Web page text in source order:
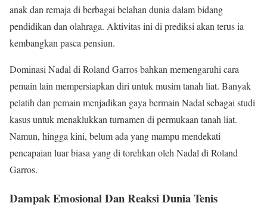
anak dan remaja di berbagai belahan dunia dalam bidang
pendidikan dan olahraga. Aktivitas ini di prediksi akan terus ia
kembangkan pasca pensiun.
Dominasi Nadal di Roland Garros bahkan memengaruhi cara
pemain lain mempersiapkan diri untuk musim tanah liat. Banyak
pelatih dan pemain menjadikan gaya bermain Nadal sebagai studi
kasus untuk menaklukkan turnamen di permukaan tanah liat.
Namun, hingga kini, belum ada yang mampu mendekati
pencapaian luar biasa yang di torehkan oleh Nadal di Roland
Garros.
Dampak Emosional Dan Reaksi Dunia Tenis